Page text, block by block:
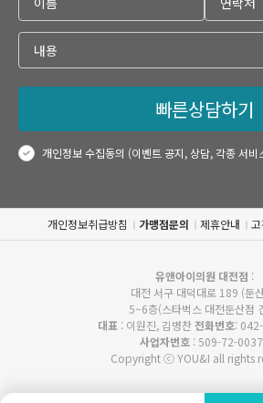
빠른상담하기
개인정보 수집동의 (이벤트 공지, 상담, 각종 서비
개인정보취급방침 가맹점문의 제휴안내
유앤아이의원 대전점 :
대전 서구 대덕대로 189 (둔
5~6층(스타벅스 대전둔산점
대표 : 이원진, 김병찬전화번호:
사업자번호 : 509-72-
Copyright ⓒ YOU&I all rights